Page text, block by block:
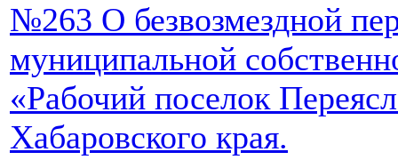
№263 О безвозмездной
муниципальной
«Рабочий поселок
Хабаровского края.